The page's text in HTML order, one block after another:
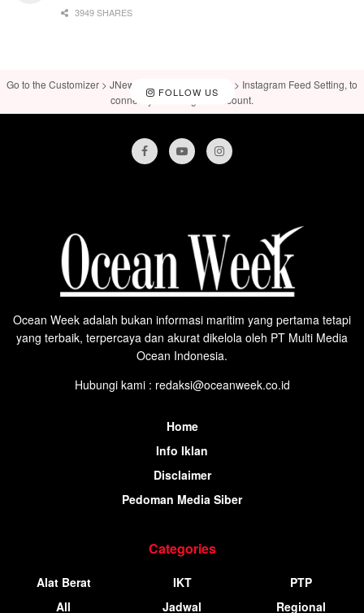
3949 SHARES
FOLLOW US
Go to the Customizer > JNews : Social, Like & View > Instagram Feed Setting, to
connect your Instagram account.
Ocean Week adalah bukan informasi maritim yang pertama tetapi
yang terbaik, terpercaya dan akurat dikelola oleh PT Multi Media
Ocean Indonesia.
Hubungi kami : redaksi@oceanweek.co.id
Home
Info Iklan
Disclaimer
Pedoman Media Siber
Categories
Alat Berat
All
IKT
Jadwal
PTP
Regional